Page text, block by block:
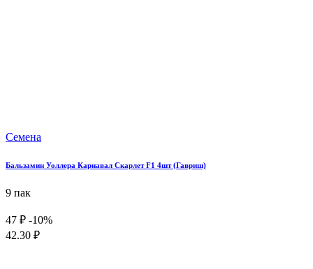
Семена
Бальзамин Уоллера Карнавал Скарлет F1 4шт (Гавриш)
9 пак
47 ₽ -10%
42.30 ₽